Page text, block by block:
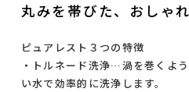
丸みを帯びた、おしゃ
ピュアレスト３つの特徴
・トルネード洗浄…渦を巻くよ
い水で効率的に洗浄します。